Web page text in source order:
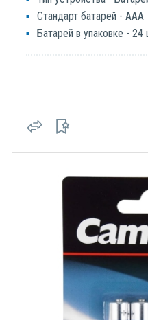
Стандарт батарей - AAA
Батарей в упаковке - 24